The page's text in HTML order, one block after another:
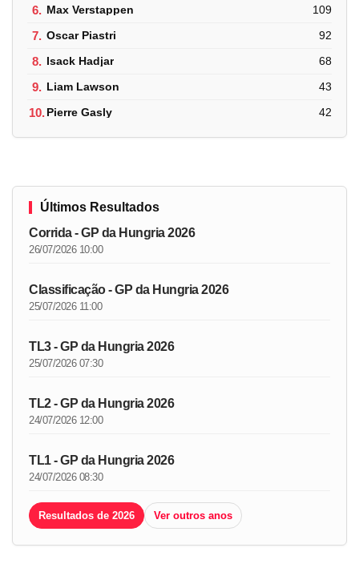
6. Max Verstappen 109
7. Oscar Piastri 92
8. Isack Hadjar 68
9. Liam Lawson 43
10.Pierre Gasly 42
Últimos Resultados
Corrida - GP da Hungria 2026
26/07/2026 10:00
Classificação - GP da Hungria 2026
25/07/2026 11:00
TL3 - GP da Hungria 2026
25/07/2026 07:30
TL2 - GP da Hungria 2026
24/07/2026 12:00
TL1 - GP da Hungria 2026
24/07/2026 08:30
Resultados de 2026 Ver outros anos